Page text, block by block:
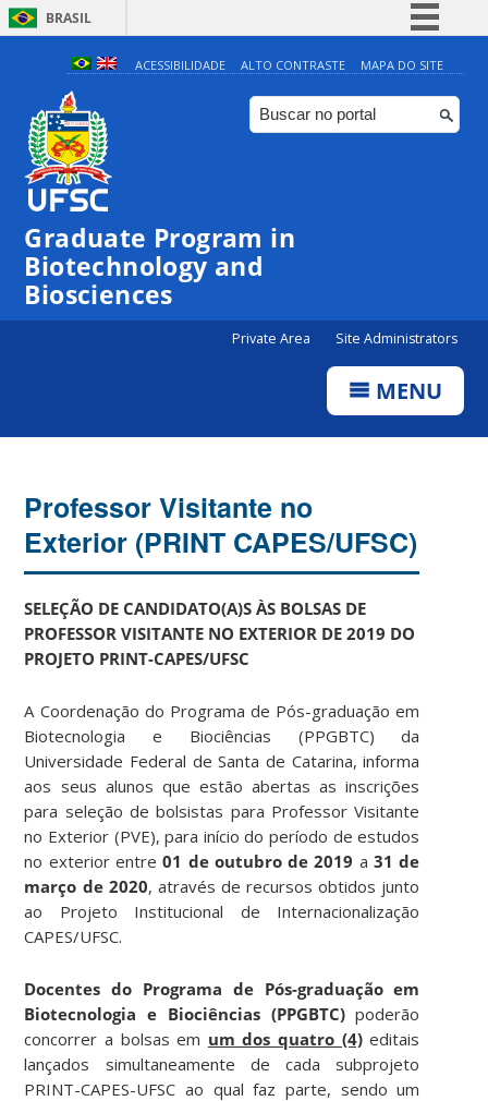
BRASIL
Simplifique!
Comunica BR
Participe
ACESSIBILIDADE ALTO CONTRASTE MAPA DO SITE
Graduate Program in
Biotechnology and
Biosciences
Private Area Site Administrators
MENU
Professor Visitante no
Exterior (PRINT CAPES/UFSC)
SELEÇÃO DE CANDIDATO(A)S ÀS BOLSAS DE
PROFESSOR VISITANTE NO EXTERIOR DE 2019 DO
PROJETO PRINT-CAPES/UFSC
A Coordenação do Programa de Pós-graduação em
Biotecnologia e Biociências (PPGBTC) da
Universidade Federal de Santa de Catarina, informa
aos seus alunos que estão abertas as inscrições
para seleção de bolsistas para Professor Visitante
no Exterior (PVE), para início do período de estudos
no exterior entre01 de outubro de 2019 a31 de
março de 2020, através de recursos obtidos junto
ao Projeto Institucional de Internacionalização
CAPES/UFSC.
Docentes do Programa de Pós-graduação em
Biotecnologia e Biociências (PPGBTC)poderão
concorrer a bolsas em um dos quatro (4)editais
lançados simultaneamente de cada subprojeto
PRINT-CAPES-UFSC ao qual faz parte, sendo um